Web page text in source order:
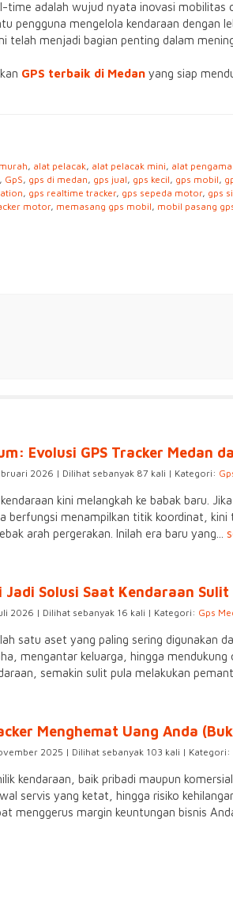
time adalah wujud nyata inovasi mobilitas
pengguna mengelola kendaraan dengan
telah menjadi bagian penting dalam
GPS terbaik di Medan yang siap
, alat pelacak, alat pelacak mini, alat
, GpS, gps di medan, gps jual, gps kecil, gps mobil,
, gps realtime tracker, gps sepeda motor, gps
motor, memasang gps mobil, mobil pasang
Evolusi GPS Tracker Medan
2026 | Dilihat sebanyak 87 kali | Kategori:
kini melangkah ke babak baru.
berfungsi menampilkan titik koordinat,
arah pergerakan. Inilah era baru yang...
Jadi Solusi Saat Kendaraan
2026 | Dilihat sebanyak 16 kali | Kategori: Gps
satu aset yang paling sering digunakan
mengantar keluarga, hingga
semakin sulit pula melakukan
Menghemat Uang Anda
2025 | Dilihat sebanyak 103 kali | Kategori:
kendaraan, baik pribadi maupun
servis yang ketat, hingga risiko
menggerus margin keuntungan bisnis